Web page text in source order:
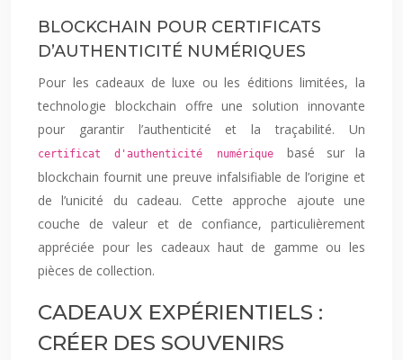
BLOCKCHAIN POUR CERTIFICATS
D’AUTHENTICITÉ NUMÉRIQUES
Pour les cadeaux de luxe ou les éditions limitées, la
technologie blockchain offre une solution innovante
pour garantir l’authenticité et la traçabilité. Un
certificat d'authenticité numérique basé sur la
blockchain fournit une preuve infalsifiable de l’origine et
de l’unicité du cadeau. Cette approche ajoute une
couche de valeur et de confiance, particulièrement
appréciée pour les cadeaux haut de gamme ou les
pièces de collection.
CADEAUX EXPÉRIENTIELS :
CRÉER DES SOUVENIRS